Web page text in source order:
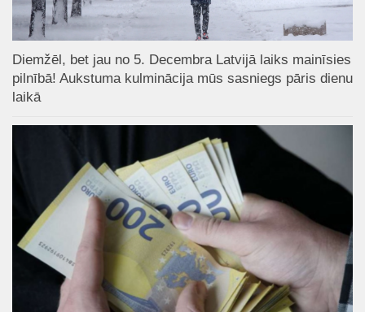
Diemžēl, bet jau no 5. Decembra Latvijā laiks mainīsies
pilnībā! Aukstuma kulminācija mūs sasniegs pāris dienu
laikā